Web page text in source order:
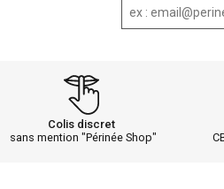
Colis discret
sans mention "Périnée Shop"